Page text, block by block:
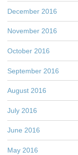
December 2016
November 2016
October 2016
September 2016
August 2016
July 2016
June 2016
May 2016